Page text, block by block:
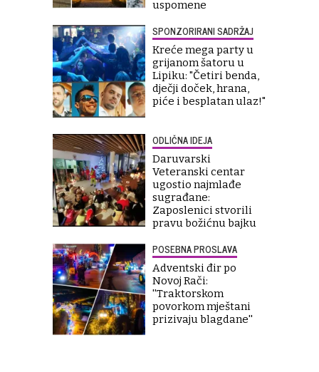
uspomene
SPONZORIRANI SADRŽAJ
Kreće mega party u
grijanom šatoru u
Lipiku: "Četiri benda,
dječji doček, hrana,
piće i besplatan ulaz!"
ODLIČNA IDEJA
Daruvarski
Veteranski centar
ugostio najmlađe
sugrađane:
Zaposlenici stvorili
pravu božićnu bajku
POSEBNA PROSLAVA
Adventski đir po
Novoj Rači:
''Traktorskom
povorkom mještani
prizivaju blagdane''